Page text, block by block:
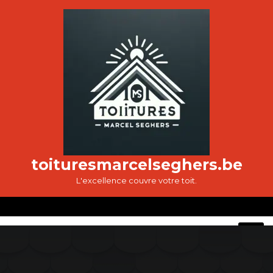
toituresmarcelseghers.be
L'excellence couvre votre toit.